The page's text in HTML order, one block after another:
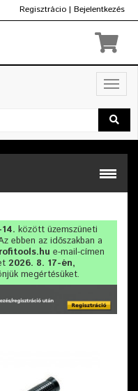
Regisztrácio | Bejelentkezés
között üzemszüneti
ebben az időszakban a
e-mail-címen
2026. 8. 17-én,
megértésüket.